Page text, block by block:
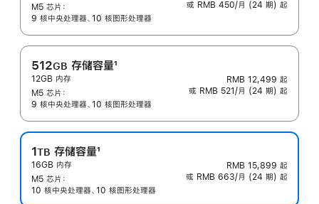
注
M5 芯片：
9 核中央处理器、10 核图形处理器
或 RMB 450/月 (24 期) 起
512GB 存储容量
脚
注
1
12GB 内存
M5 芯片：
9 核中央处理器、10 核图形处理器
RMB 12,499 起
或 RMB 521/月 (24 期) 起
1TB 存储容量
脚
注
1
16GB 内存
M5 芯片：
10 核中央处理器、10 核图形处理器
RMB 15,899 起
或 RMB 663/月 (24 期) 起